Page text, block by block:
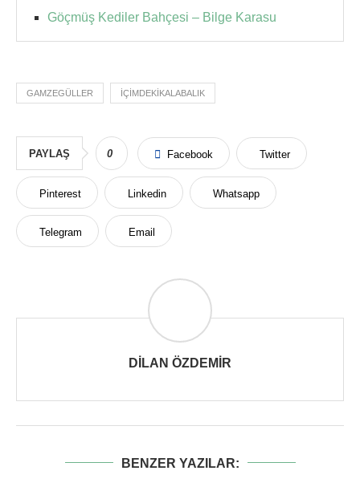
Göçmüş Kediler Bahçesi – Bilge Karasu
GAMZEGÜLLER IÇIMDEKIKALABALIK
PAYLAŞ 0 Facebook Twitter
Pinterest Linkedin Whatsapp
Telegram Email
DILAN ÖZDEMIR
BENZER YAZILAR: